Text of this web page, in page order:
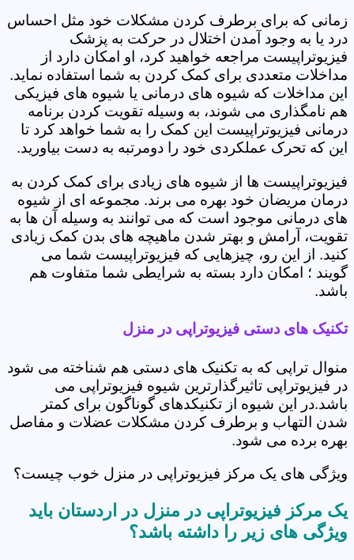
زمانی که برای برطرف کردن مشکلات خود مثل احساس
درد یا به وجود آمدن اختلال در حرکت به پزشک
فیزیوتراپیست مراجعه خواهید کرد، او امکان دارد از
مداخلات متعددی برای کمک کردن به شما استفاده نماید.
این مداخلات که شیوه های درمانی یا شیوه های فیزیکی
هم نامگذاری می شوند، به وسیله تقویت کردن برنامه
درمانی فیزیوتراپیست این کمک را به شما خواهد کرد تا
این که تحرک عملکردی خود را دومرتبه به دست بیاورید.
فیزیوتراپیست ها از شیوه های زیادی برای کمک کردن به
درمان مریضان خود بهره می برند. مجموعه ای از شیوه
های درمانی موجود است که می توانند به وسیله آن ها به
تقویت، آرامش و بهتر شدن ماهیچه های بدن کمک زیادی
کنید. از این رو، چیزهایی که فیزیوتراپیست شما می
گویند ؛ امکان دارد بسته به شرایطی شما متفاوت هم
باشد.
تکنیک های دستی فیزیوتراپی در منزل
منوال تراپی که به تکنیک های دستی هم شناخته می شود
در فیزیوتراپی تاثیرگذارترین شیوه فیزیوتراپی می
باشد.در این شیوه از تکنیکدهای گوناگون برای کمتر
شدن التهاب و برطرف کردن مشکلات عضلات و مفاصل
بهره برده می شود.
ویژگی های یک مرکز فیزیوتراپی در منزل خوب چیست؟
یک مرکز فیزیوتراپی در منزل در اردستان باید
ویژگی های زیر را داشته باشد؟